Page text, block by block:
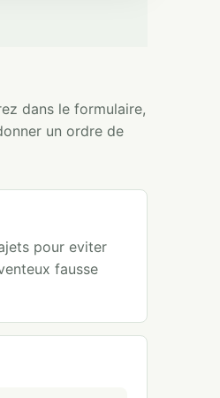
dans le formulaire,
un ordre de
pour eviter
fausse